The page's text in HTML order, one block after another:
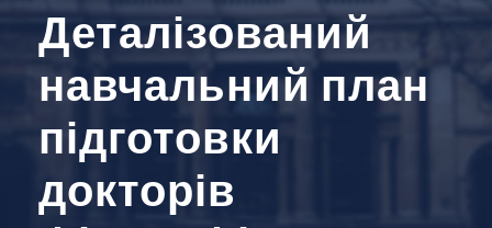
Деталізований
навчальний план
підготовки
докторів